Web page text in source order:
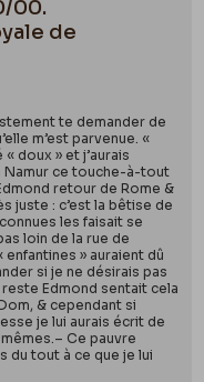
00.
de
te demander de
m’est parvenue. «
doux » et j’aurais
Namur ce touche-à-tout
retour de Rome &
juste : c’est la bêtise de
les faisait se
loin de la rue de
» auraient dû
si je ne désirais pas
Edmond sentait cela
& cependant si
je lui aurais écrit de
Ce pauvre
du tout à ce que je lui